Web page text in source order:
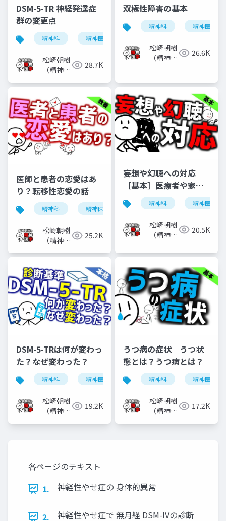
DSM-5-TR 神経発達症
群の変更点
精神科 精神医学
松崎朝樹
（精神科
28.7K
双極性障害の基本
精神科 精神医学
松崎朝樹
（精神科
26.6K
医師と患者の恋愛はあ
り？転移性恋愛の話
精神科 精神医学 転移性恋愛 恋愛
松崎朝樹
（精神科
25.2K
妄想や幻聴への対応
［基本］医療者や家族
などがどう対応すべき
か
精神科 精神医学
松崎朝樹
（精神科
20.5K
DSM-5-TRは何が変わっ
た？なぜ変わった？
精神科 精神医学 dsm-5-tr dsm-5
松崎朝樹
（精神科
19.2K
うつ病の症状 うつ状
態とは？うつ病とは？
精神科 精神医学
松崎朝樹
（精神科
17.2K
各ページのテキスト
1.
神経性やせ症の 身体的異常
2. 神経性やせ症で 無月経 DSM-IVの診断